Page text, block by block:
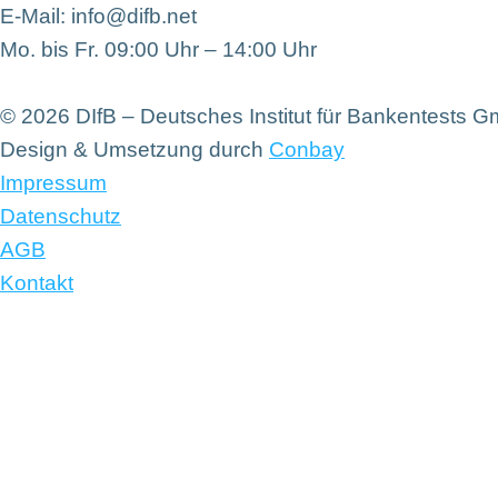
E-Mail: info@difb.net
Mo. bis Fr. 09:00 Uhr – 14:00 Uhr
© 2026 DIfB – Deutsches Institut für Bankentests
Design & Umsetzung durch Conbay
Impressum
Datenschutz
AGB
Kontakt